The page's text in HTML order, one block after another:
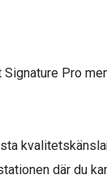
Pro
där du